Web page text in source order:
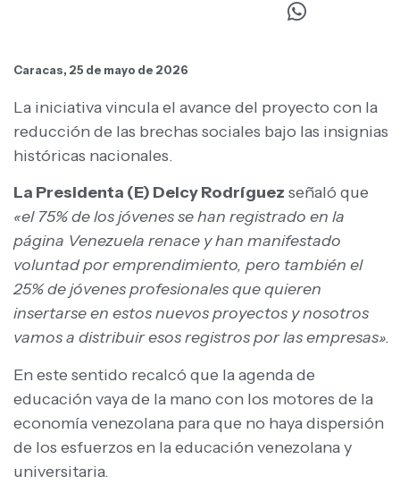
Caracas, 25 de mayo de 2026
La iniciativa vincula el avance del proyecto con la
reducción de las brechas sociales bajo las insignias
históricas nacionales.
La Presidenta (E) Delcy Rodríguez señaló que
«el 75% de los jóvenes se han registrado en la
página Venezuela renace y han manifestado
voluntad por emprendimiento, pero también el
25% de jóvenes profesionales que quieren
insertarse en estos nuevos proyectos y nosotros
vamos a distribuir esos registros por las empresas».
En este sentido recalcó que la agenda de
educación vaya de la mano con los motores de la
economía venezolana para que no haya dispersión
de los esfuerzos en la educación venezolana y
universitaria.